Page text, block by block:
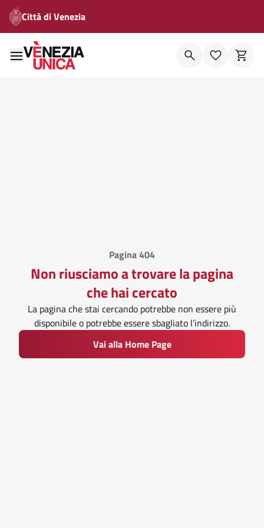
Città di Venezia
Pagina 404
Non riusciamo a trovare la pagina
che hai cercato
La pagina che stai cercando potrebbe non essere più
disponibile o potrebbe essere sbagliato l’indirizzo.
Vai alla Home Page